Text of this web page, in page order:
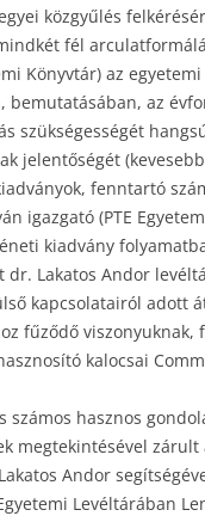
közgyűlés
fél
Könyvtár) az
bemutatásában, az
szükségességét
jelentőségét
fenntartó
igazgató (PTE
kiadvány
dr. Lakatos Andor
kapcsolatairól adott
fűződő viszonyuknak,
kalocsai
számos hasznos
megtekintésével
Andor
Levéltárában